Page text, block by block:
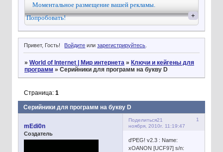
Моментальное размещение вашей рекламы.
Попробовать!
+
Привет, Гость! Войдите илизарегистрируйтесь.
» World of Internet | Мир интернета » Ключи и кейгены для
программ » Серийники для программ на букву D
Серийники для программ на букву D
Страница: 1
Поделиться 1
21
ноября, 2010г. 11:19:47
mEdi0n
Создатель
d'PEG! v2.3 : Name:
xOANON [UCF97] s/n: